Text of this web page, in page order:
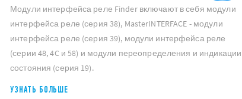
Модули интерфейса реле Finder включают в себя модули
интерфейса реле (серия 38), MasterINTERFACE - модули
интерфейса реле (серия 39), модули интерфейса реле
(серии 48, 4C и 58) и модули переопределения и индикации
состояния (серия 19).
УЗНАТЬ БОЛЬШЕ